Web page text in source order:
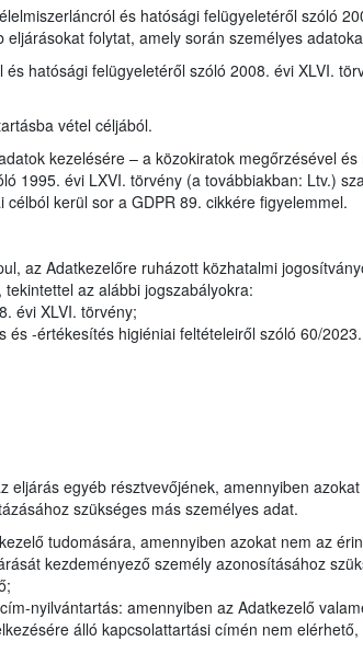
és hatósági felügyeletéről szóló
folytat, amely során személyes
hatósági felügyeletéről szóló 2008. évi XLVI.
vétel céljából.
kezelésére – a közokiratok megőrzésével
1995. évi LXVI. törvény (a továbbiakban: Ltv.)
kerül sor a GDPR 89. cikkére figyelemmel.
az Adatkezelőre ruházott közhatalmi
az alábbi jogszabályokra:
évi XLVI. törvény;
-értékesítés higiéniai feltételeiről szóló 60/
egyéb résztvevőjének, amennyiben
szükséges más személyes adat.
tudomására, amennyiben azokat nem az
kezdeményező személy azonosításához
nyilvántartás: amennyiben az Adatkezelő
álló kapcsolattartási címén nem